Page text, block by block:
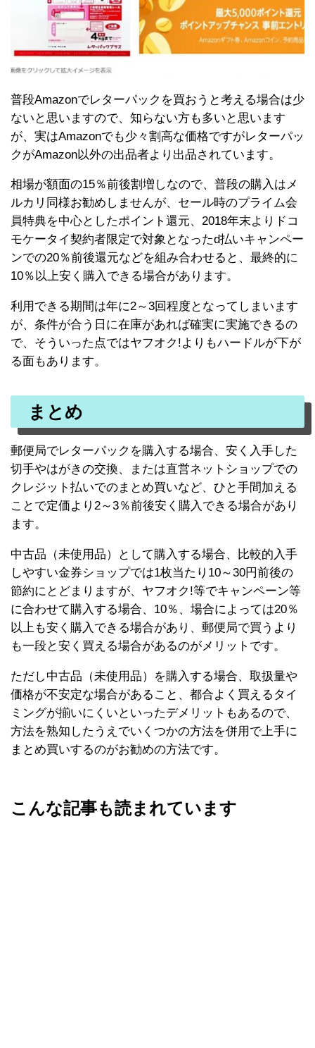
普段Amazonでレターパックを買おうと考える場合は少
ないと思いますので、知らない方も多いと思います
が、実はAmazonでも少々割高な価格ですがレターパッ
クがAmazon以外の出品者より出品されています。
相場が額面の15％前後割増しなので、普段の購入はメ
ルカリ同様お勧めしませんが、セール時のプライム会
員特典を中心としたポイント還元、2018年末よりドコ
モケータイ契約者限定で対象となったd払いキャンペー
ンでの20％前後還元などを組み合わせると、最終的に
10％以上安く購入できる場合があります。
利用できる期間は年に2～3回程度となってしまいます
が、条件が合う日に在庫があれば確実に実施できるの
で、そういった点ではヤフオク!よりもハードルが下が
る面もあります。
まとめ
郵便局でレターパックを購入する場合、安く入手した
切手やはがきの交換、または直営ネットショップでの
クレジット払いでのまとめ買いなど、ひと手間加える
ことで定価より2～3％前後安く購入できる場合があり
ます。
中古品（未使用品）として購入する場合、比較的入手
しやすい金券ショップでは1枚当たり10～30円前後の
節約にとどまりますが、ヤフオク!等でキャンペーン等
に合わせて購入する場合、10％、場合によっては20％
以上も安く購入できる場合があり、郵便局で買うより
も一段と安く買える場合があるのがメリットです。
ただし中古品（未使用品）を購入する場合、取扱量や
価格が不安定な場合があること、都合よく買えるタイ
ミングが揃いにくいといったデメリットもあるので、
方法を熟知したうえでいくつかの方法を併用で上手に
まとめ買いするのがお勧めの方法です。
こんな記事も読まれています